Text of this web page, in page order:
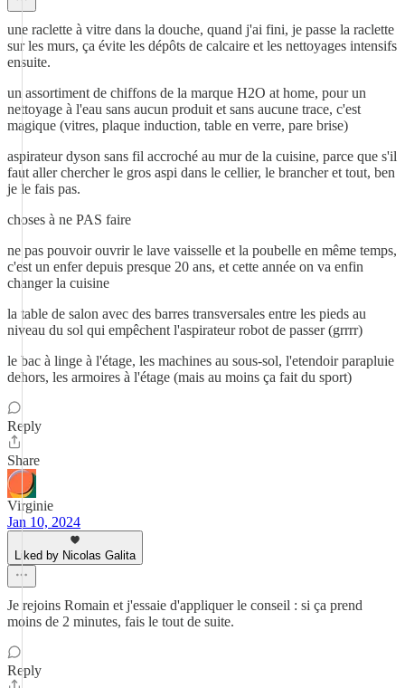
une raclette à vitre dans la douche, quand j'ai fini, je passe la raclette
sur les murs, ça évite les dépôts de calcaire et les nettoyages intensifs
ensuite.
un assortiment de chiffons de la marque H2O at home, pour un
nettoyage à l'eau sans aucun produit et sans aucune trace, c'est
magique (vitres, plaque induction, table en verre, pare brise)
aspirateur dyson sans fil accroché au mur de la cuisine, parce que s'il
faut aller chercher le gros aspi dans le cellier, le brancher et tout, ben
je le fais pas.
choses à ne PAS faire
ne pas pouvoir ouvrir le lave vaisselle et la poubelle en même temps,
c'est un enfer depuis presque 20 ans, et cette année on va enfin
changer la cuisine
la table de salon avec des barres transversales entre les pieds au
niveau du sol qui empêchent l'aspirateur robot de passer (grrrr)
le bac à linge à l'étage, les machines au sous-sol, l'etendoir parapluie
dehors, les armoires à l'étage (mais au moins ça fait du sport)
Reply
Share
Virginie
Jan 10, 2024
Liked by Nicolas Galita
Je rejoins Romain et j'essaie d'appliquer le conseil : si ça prend
moins de 2 minutes, fais le tout de suite.
Reply